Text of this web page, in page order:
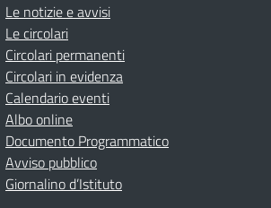
Le notizie e avvisi
Le circolari
Circolari permanenti
Circolari in evidenza
Calendario eventi
Albo online
Documento Programmatico
Avviso pubblico
Giornalino d’Istituto